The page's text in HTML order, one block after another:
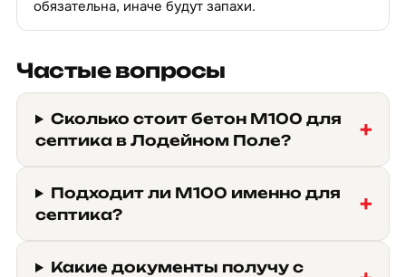
обязательна, иначе будут запахи.
Частые вопросы
Сколько стоит бетон М100 для
септика в Лодейном Поле?
Подходит ли М100 именно для
септика?
Какие документы получу с